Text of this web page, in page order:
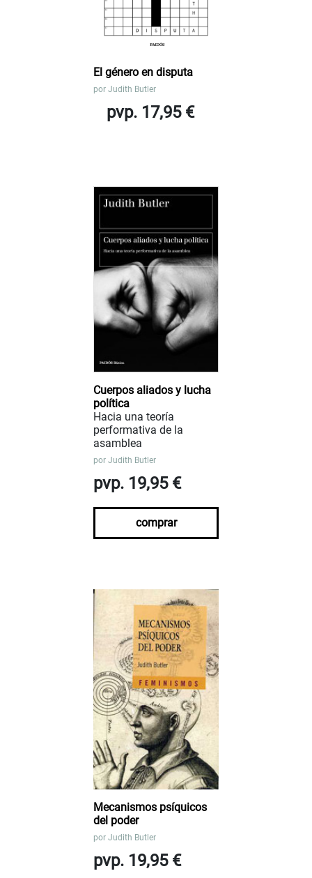
El género en disputa
por Judith Butler
pvp. 17,95 €
Cuerpos aliados y lucha
política
Hacia una teoría
performativa de la
asamblea
por Judith Butler
pvp. 19,95 €
comprar
Mecanismos psíquicos
del poder
por Judith Butler
pvp. 19,95 €